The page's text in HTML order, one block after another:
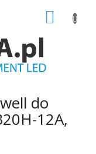
do
12A,